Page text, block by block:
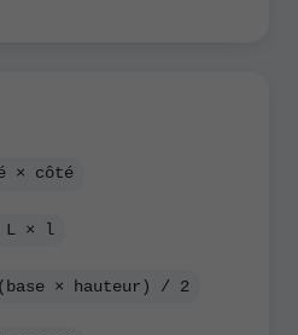
× côté
L × l
× hauteur) / 2